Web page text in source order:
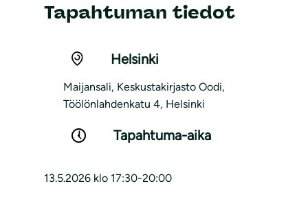
Tapahtuman tiedot
Helsinki
Maijansali, Keskustakirjasto Oodi,
Töölönlahdenkatu 4, Helsinki
Tapahtuma-aika
13.5.2026 klo 17:30-20:00